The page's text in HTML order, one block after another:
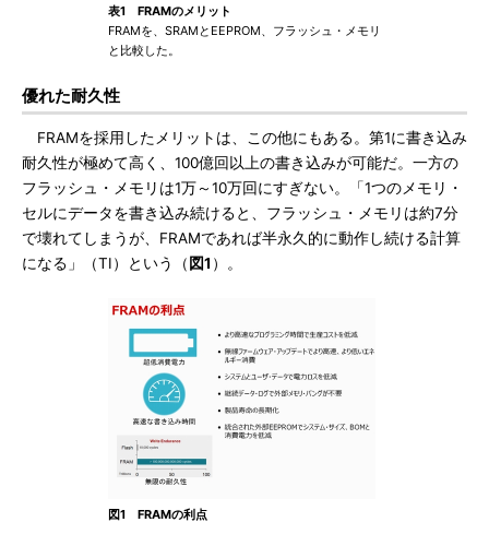
表1 FRAMのメリット
FRAMを、SRAMとEEPROM、フラッシュ・メモリ
と比較した。
優れた耐久性
FRAMを採用したメリットは、この他にもある。第1に書き込み
耐久性が極めて高く、100億回以上の書き込みが可能だ。一方の
フラッシュ・メモリは1万～10万回にすぎない。「1つのメモリ・
セルにデータを書き込み続けると、フラッシュ・メモリは約7分
で壊れてしまうが、FRAMであれば半永久的に動作し続ける計算
になる」（TI）という（ 図1 ）。
図1 FRAMの利点